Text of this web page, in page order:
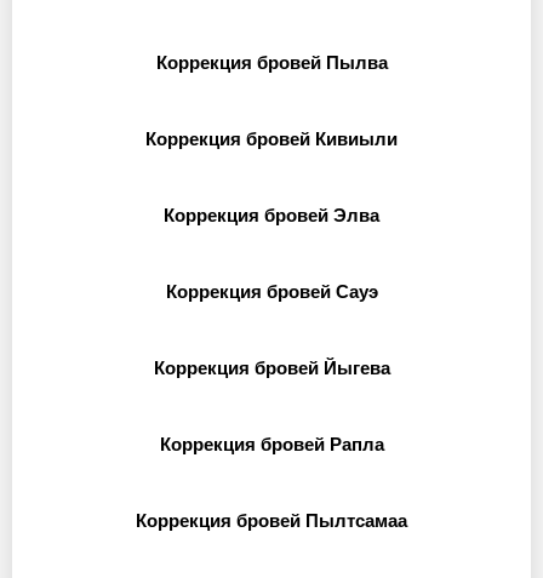
Коррекция бровей Пылва
Коррекция бровей Кивиыли
Коррекция бровей Элва
Коррекция бровей Сауэ
Коррекция бровей Йыгева
Коррекция бровей Рапла
Коррекция бровей Пылтсамаа